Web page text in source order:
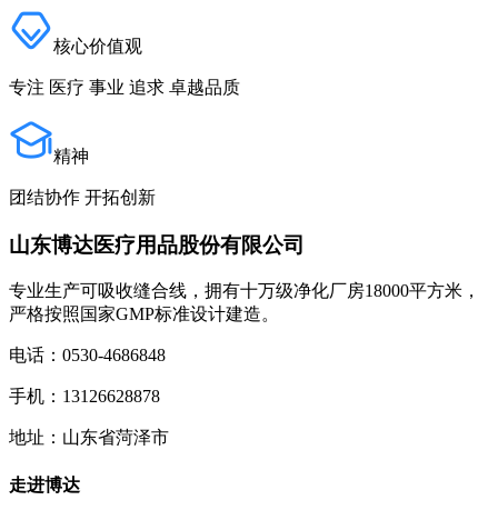
核心价值观
专注 医疗 事业 追求 卓越品质
精神
团结协作 开拓创新
山东博达医疗用品股份有限公司
专业生产可吸收缝合线，拥有十万级净化厂房18000平方米，
严格按照国家GMP标准设计建造。
电话：0530-4686848
手机：13126628878
地址：山东省菏泽市
走进博达